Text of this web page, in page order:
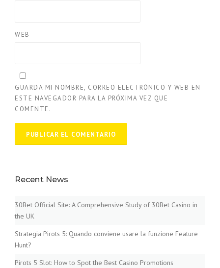
WEB
GUARDA MI NOMBRE, CORREO ELECTRÓNICO Y WEB EN
ESTE NAVEGADOR PARA LA PRÓXIMA VEZ QUE
COMENTE.
Recent News
30Bet Official Site: A Comprehensive Study of 30Bet Casino in
the UK
Strategia Pirots 5: Quando conviene usare la funzione Feature
Hunt?
Pirots 5 Slot: How to Spot the Best Casino Promotions